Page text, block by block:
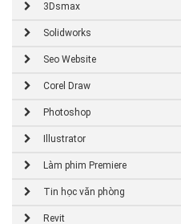
3Dsmax
Solidworks
Seo Website
Corel Draw
Photoshop
Illustrator
Làm phim Premiere
Tin học văn phòng
Revit